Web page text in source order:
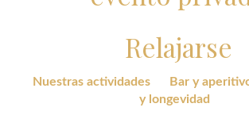
Relajarse
Nuestras actividades Bar y
y longevidad